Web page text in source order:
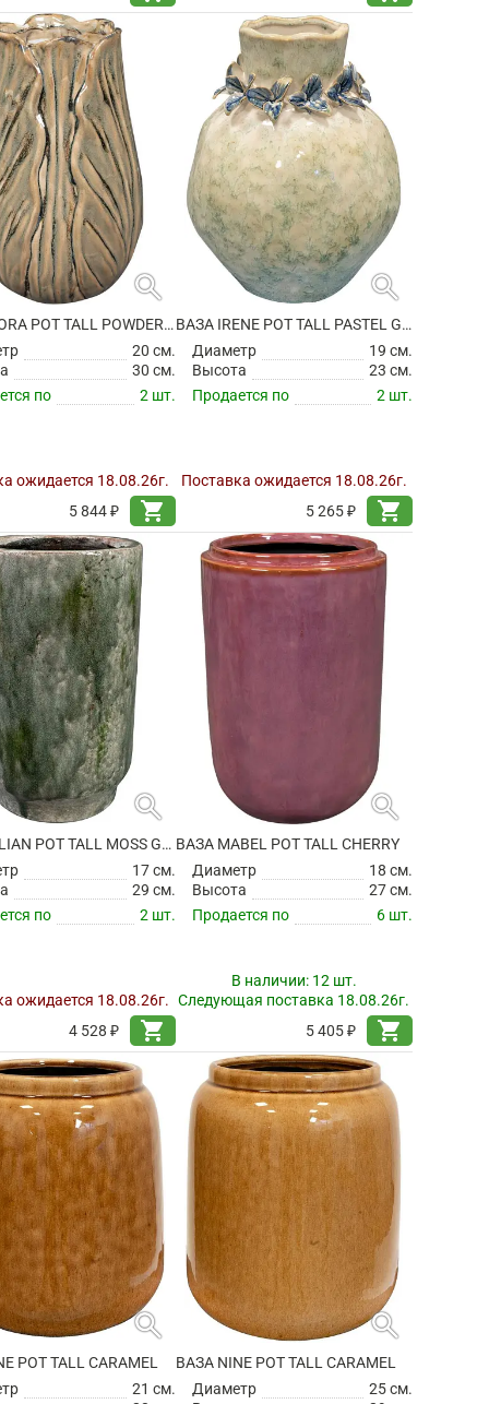
search
ВАЗА FLORA POT TALL POWDER TAUPE
20 см.
30 см.
по
2 шт.
ожидается 18.08.26г.
5 844 ₽
shopping_cart
search
ВАЗА IRENE POT TALL PASTEL GREEN
Диаметр
19 см.
Высота
23 см.
Продается по
2 шт.
Поставка ожидается 18.08.26г.
5 265 ₽
shopping_cart
search
ВАЗА JULIAN POT TALL MOSS GREEN
17 см.
29 см.
по
2 шт.
ожидается 18.08.26г.
4 528 ₽
shopping_cart
search
ВАЗА MABEL POT TALL CHERRY
Диаметр
18 см.
Высота
27 см.
Продается по
6 шт.
В наличии: 12 шт.
Следующая поставка 18.08.26г.
5 405 ₽
shopping_cart
search
POT TALL CARAMEL
21 см.
search
ВАЗА NINE POT TALL CARAMEL
Диаметр
25 см.